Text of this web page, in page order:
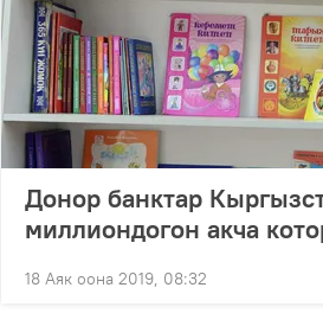
Донор банктар
миллиондогон акча
18 Аяк оона 2019, 08:32